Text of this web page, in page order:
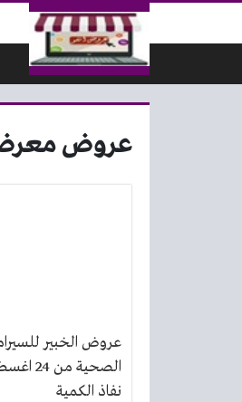
التخطي إلى المحتوى
عروض معرض
عروض الخبير
نفاذ الكمية